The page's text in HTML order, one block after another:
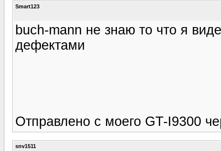
Smart123
buch-mann не знаю то что я
дефектами
Отправлено с моего GT-I9300
snv1511